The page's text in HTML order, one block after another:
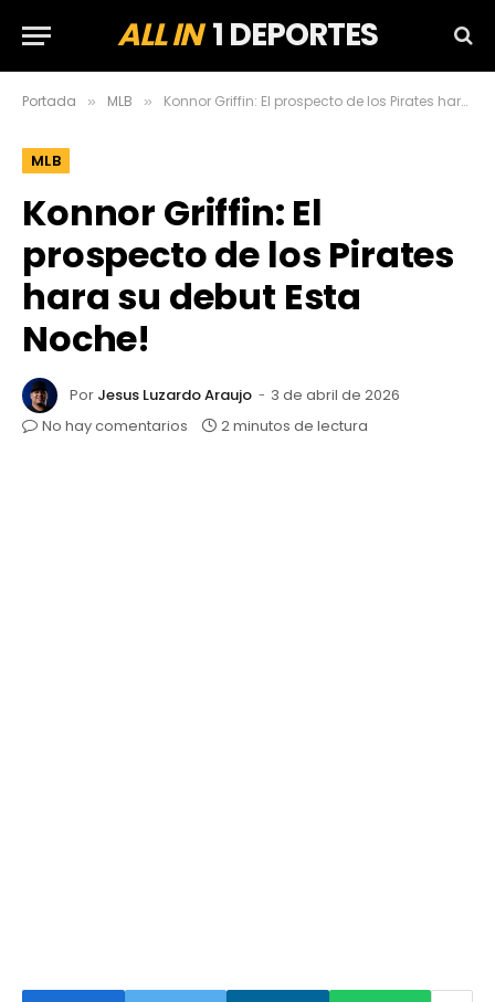
ALL IN1 DEPORTES
Portada » MLB » Konnor Griffin: El prospecto de los Pirates hara su debut Esta Noche!
MLB
Konnor Griffin: El
prospecto de los Pirates
hara su debut Esta
Noche!
Por Jesus Luzardo Araujo
3 de abril de 2026
No hay comentarios
2 minutos de lectura